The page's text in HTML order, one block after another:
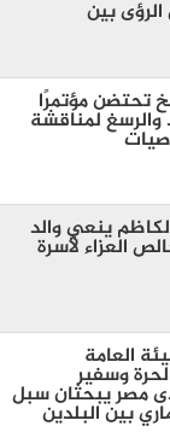
بين
تحتضن مؤتمرًا
لمناقشة
ينعي والد
العزاء لأسرة
العامة
وسفير
مصر يبحثان سبل
بين البلدين